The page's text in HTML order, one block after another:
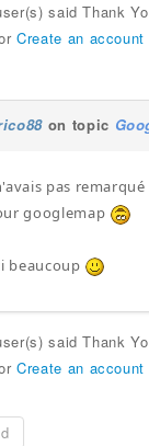
said Thank
Create an account
on topic
pas
googlemap
beaucoup
said Thank
Create an account